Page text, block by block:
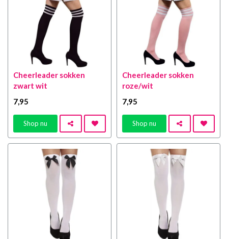
Cheerleader sokken
zwart wit
7,95
Shop nu
Cheerleader sokken
roze/wit
7,95
Shop nu